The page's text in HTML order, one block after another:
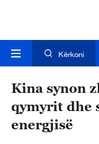
Kërkoni
Kina synon
qymyrit dhe
energjisë